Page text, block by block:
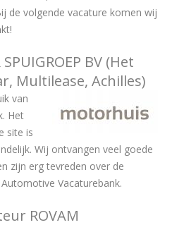
de volgende vacature komen wij
BV (Het
Multilease, Achilles)
van
Het
site is
Wij ontvangen veel goede
zijn erg tevreden over de
Vacaturebank.
ROVAM